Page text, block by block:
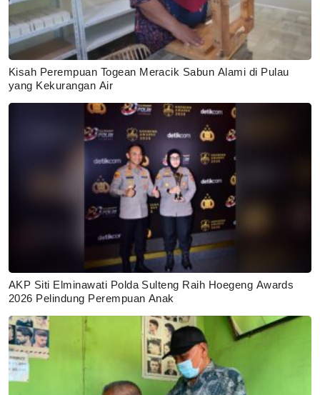
Kisah Perempuan Togean Meracik Sabun Alami di Pulau
yang Kekurangan Air
AKP Siti Elminawati Polda Sulteng Raih Hoegeng Awards
2026 Pelindung Perempuan Anak